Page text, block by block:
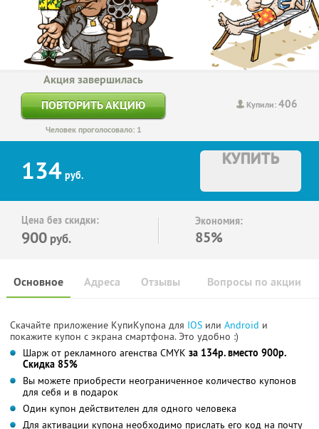
Купили:406
Акция завершилась
ПОВТОРИТЬ АКЦИЮ
Человек проголосовало: 1
134 руб.
КУПИТЬ
Цена без скидки:
900 руб.
Экономия:
85%
Основное Отзывы Вопросы по акции
Адреса
Скачайте приложение КупиКупона для IOS или Android и
покажите купон с экрана смартфона. Это удобно :)
Шарж от рекламного агенства CMYK за 134р. вместо 900р.
Скидка 85%
Вы можете приобрести неограниченное количество купонов
для себя и в подарок
Один купон действителен для одного человека
Для активации купона необходимо прислать его код на почту